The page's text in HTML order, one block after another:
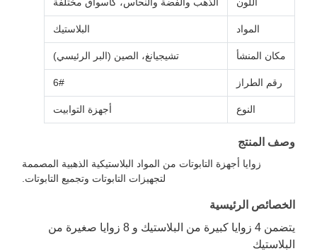
المواد البلاستيك
مكان المنشأ تشيجيانغ، الصين (البر الرئيسي)
رقم الطراز 6#
النوع أجهزة التوابيت
وصف المنتج
زوايا أجهزة التابوتات من المواد البلاستيكية الذهبية المصممة
لتجهيزات التابوتات وتجميع التابوتات.
الخصائص الرئيسية
يتضمن 4 زوايا كبيرة من البلاستيك و 8 زوايا صغيرة من
البلاستيك